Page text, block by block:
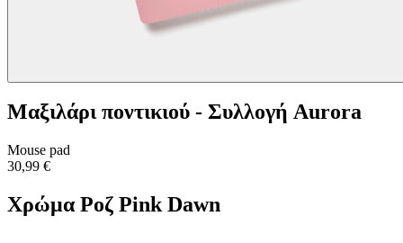
Μαξιλάρι ποντικιού - Συλλογή Aurora
Mouse pad
30,99 €
Χρώμα Ροζ Pink Dawn